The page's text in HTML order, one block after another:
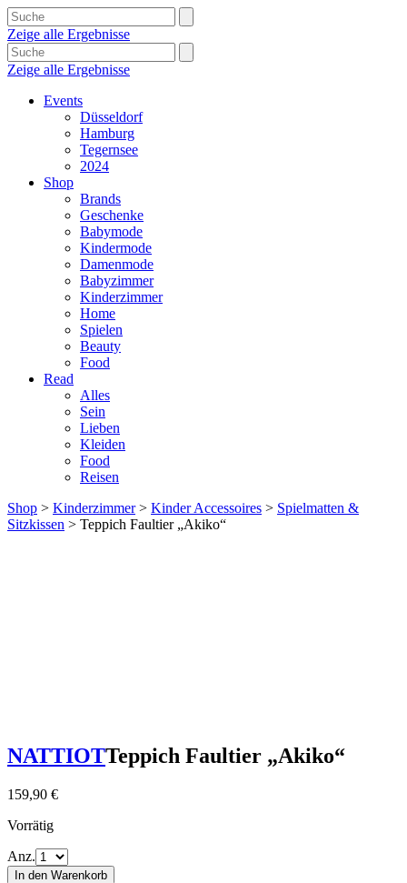
Zeige alle Ergebnisse
Zeige alle Ergebnisse
Events
Düsseldorf
Hamburg
Tegernsee
2024
Shop
Brands
Geschenke
Babymode
Kindermode
Damenmode
Babyzimmer
Kinderzimmer
Home
Spielen
Beauty
Food
Read
Alles
Sein
Lieben
Kleiden
Food
Reisen
Shop > Kinderzimmer> Kinder Accessoires > Spielmatten &
Sitzkissen > Teppich Faultier „Akiko“
NATTIOTTeppich Faultier „Akiko“
159,90 €
Vorrätig
Anz.
In den Warenkorb